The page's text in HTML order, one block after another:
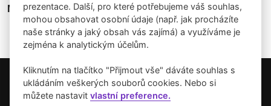
MuralartUM: David Mazanec - PLAV
Copyright © 2026 Umění pro město.
Vytvořilo studio Akcelero.cz
prezentace. Další, pro které potřebujeme váš souhlas,
mohou obsahovat osobní údaje (např. jak procházíte
naše stránky a jaký obsah vás zajímá) a využíváme je
zejména k analytickým účelům.
Kliknutím na tlačítko "Přijmout vše" dáváte souhlas s
ukládáním veškerých souborů cookies. Nebo si
můžete nastavitvlastní preference.